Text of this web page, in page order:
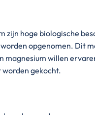
zijn hoge biologische
opgenomen. Dit
magnesium willen
gekocht.